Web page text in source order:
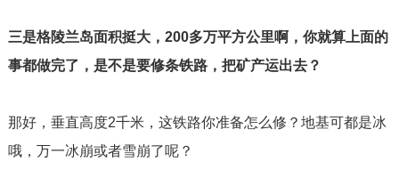
三是格陵兰岛面积挺大， 200多万平方公里啊，你就算上面的
事都做完了，是不是要修条铁路，把矿产运出去？
那好，垂直高度2千米，这铁路你准备怎么修？地基可都是冰
哦，万一冰崩或者雪崩了呢？